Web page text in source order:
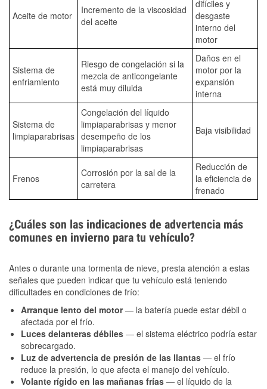
Aceite de motor
Incremento de la viscosidad
del aceite
difíciles y
desgaste
interno del
motor
Sistema de
enfriamiento
Riesgo de congelación si la
mezcla de anticongelante
está muy diluida
Daños en el
motor por la
expansión
interna
Sistema de
limpiaparabrisas
Congelación del líquido
limpiaparabrisas y menor
desempeño de los
limpiaparabrisas
Baja visibilidad
Frenos
Corrosión por la sal de la
carretera
Reducción de
la eficiencia de
frenado
¿Cuáles son las indicaciones de advertencia más
comunes en invierno para tu vehículo?
Antes o durante una tormenta de nieve, presta atención a estas
señales que pueden indicar que tu vehículo está teniendo
dificultades en condiciones de frío:
Arranque lento del motor— la batería puede estar débil o
afectada por el frío.
Luces delanteras débiles — el sistema eléctrico podría estar
sobrecargado.
Luz de advertencia de presión de las llantas — el frío
reduce la presión, lo que afecta el manejo del vehículo.
Volante rígido en las mañanas frías — el líquido de la